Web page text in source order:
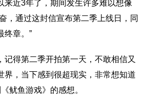
来近3年了，期间发生许多难以想像
，通过这封信宣布第二季上线日，同
终章。”
得第二季开拍第一天，不敢相信又
界，当下感到很超现实，非常想知道
鱿鱼游戏》的感想。